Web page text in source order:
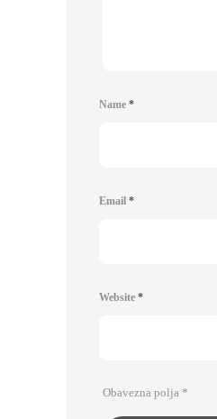
Name *
Email *
Website *
Obavezna polja *